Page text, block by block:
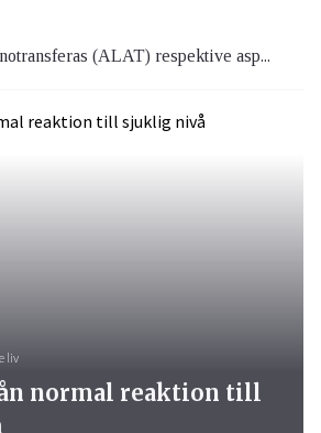
(ALAT) respektive asp...
liv
normal reaktion till